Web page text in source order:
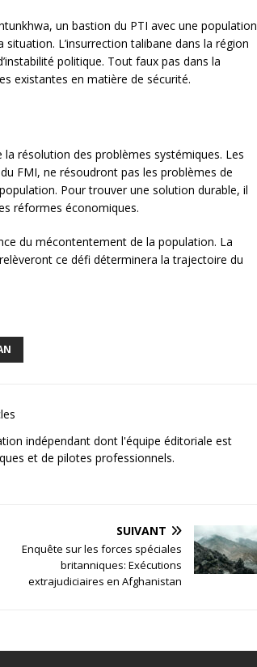
un bastion du PTI avec une population
L’insurrection talibane dans la région
politique. Tout faux pas dans la
existantes en matière de sécurité.
résolution des problèmes systémiques. Les
FMI, ne résoudront pas les problèmes de
Pour trouver une solution durable, il
réformes économiques.
du mécontentement de la population. La
ce défi déterminera la trajectoire du
indépendant dont l'équipe éditoriale est
et de pilotes professionnels.
SUIVANT
Enquête sur les forces spéciales
britanniques: Exécutions
extrajudiciaires en Afghanistan